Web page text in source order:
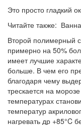
Это просто гладкий
Читайте также:
Второй полимерный
примерно на 50%
имеет лучшие
больше. В чем его
благодаря чему
трескается на
температурах
температур
нагревать др +85°C